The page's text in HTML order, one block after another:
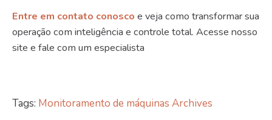
Entre em contato conosco e veja como transformar sua
operação com inteligência e controle total. Acesse nosso
site e fale com um especialista
Tags: Monitoramento de máquinas Archives